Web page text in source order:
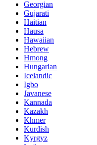
Georgian
Gujarati
Haitian
Hausa
Hawaiian
Hebrew
Hmong
Hungarian
Icelandic
Igbo
Javanese
Kannada
Kazakh
Khmer
Kurdish
Kyrgyz